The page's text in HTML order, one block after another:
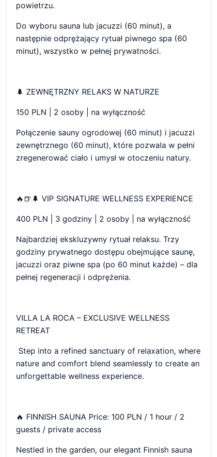
powietrzu.
Do wyboru sauna lub jacuzzi (60 minut), a
następnie odprężający rytuał piwnego spa (60
minut), wszystko w pełnej prywatności.
🌲 ZEWNĘTRZNY RELAKS W NATURZE
150 PLN | 2 osoby | na wyłączność
Połączenie sauny ogrodowej (60 minut) i jacuzzi
zewnętrznego (60 minut), które pozwala w pełni
zregenerować ciało i umysł w otoczeniu natury.
🔥🍺🌲 VIP SIGNATURE WELLNESS EXPERIENCE
400 PLN | 3 godziny | 2 osoby | na wyłączność
Najbardziej ekskluzywny rytuał relaksu. Trzy
godziny prywatnego dostępu obejmujące saunę,
jacuzzi oraz piwne spa (po 60 minut każde) – dla
pełnej regeneracji i odprężenia.
VILLA LA ROCA – EXCLUSIVE WELLNESS
RETREAT
Step into a refined sanctuary of relaxation, where
nature and comfort blend seamlessly to create an
unforgettable wellness experience.
🔥 FINNISH SAUNA Price: 100 PLN / 1 hour / 2
guests / private access
Nestled in the garden, our elegant Finnish sauna